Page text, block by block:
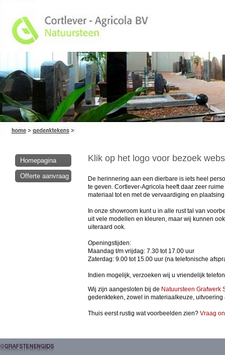
Homepagina
Offerte aanvraag
Klik op het logo voor bezoek
De herinnering aan een dierbare is iets heel
te geven. Cortlever-Agricola heeft daar zeer
materiaal tot en met de vervaardiging en
In onze showroom kunt u in alle rust tal van
uit vele modellen en kleuren, maar wij kunnen
uiteraard ook.
Openingstijden:
Maandag t/m vrijdag: 7.30 tot 17.00 uur
Zaterdag: 9.00 tot 15.00 uur (na telefonische
Indien mogelijk, verzoeken wij u vriendelijk
Wij zijn aangesloten bij de Natuursteen Grafwerk
gedenkteken, zowel in materiaalkeuze,
Thuis eerst rustig wat voorbeelden zien? Vraag